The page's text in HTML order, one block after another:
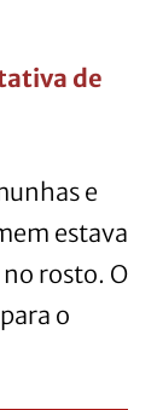
de
e
estava
rosto. O
o